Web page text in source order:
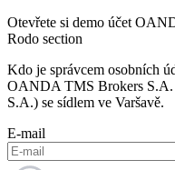
Otevřete si demo účet
Rodo section
Kdo je správcem osobních
OANDA TMS Brokers
S.A.) se sídlem ve Varšavě.
E-mail